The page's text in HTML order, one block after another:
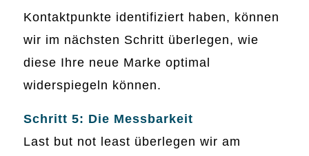
Kontaktpunkte identifiziert haben, können
wir im nächsten Schritt überlegen, wie
diese Ihre neue Marke optimal
widerspiegeln können.
Schritt 5: Die Messbarkeit
Last but not least überlegen wir am